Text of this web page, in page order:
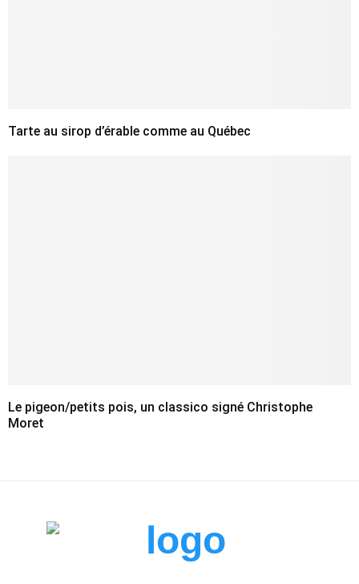
Tarte au sirop d’érable comme au Québec
Le pigeon/petits pois, un classico signé Christophe
Moret